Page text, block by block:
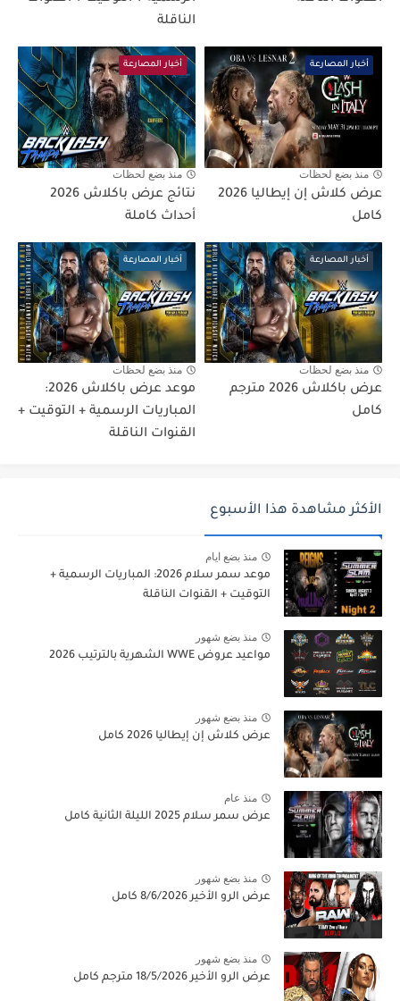
الناقلة
أخبار المصارعة
منذ بضع لحظات
عرض كلاش إن إيطاليا 2026
كامل
أخبار المصارعة
منذ بضع لحظات
نتائج عرض باكلاش 2026
أحداث كاملة
أخبار المصارعة
منذ بضع لحظات
عرض باكلاش 2026 مترجم
كامل
أخبار المصارعة
منذ بضع لحظات
موعد عرض باكلاش 2026:
المباريات الرسمية + التوقيت +
القنوات الناقلة
الأكثر مشاهدة هذا الأسبوع
منذ بضع ايام
موعد سمر سلام 2026: المباريات الرسمية +
التوقيت + القنوات الناقلة
منذ بضع شهور
مواعيد عروض WWE الشهرية بالترتيب 2026
منذ بضع شهور
عرض كلاش إن إيطاليا 2026 كامل
منذ عام
عرض سمر سلام 2025 الليلة الثانية كامل
منذ بضع شهور
عرض الرو الأخير 8/6/2026 كامل
منذ بضع شهور
عرض الرو الأخير 18/5/2026 مترجم كامل